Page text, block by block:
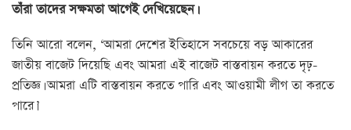
তাঁরা তাদের সক্ষমতা আগেই দেখিয়েছেন।
তিনি আরো বলেন, ‘আমরা দেশের ইতিহাসে সবচেয়ে বড় আকারের
জাতীয় বাজেট দিয়েছি এবং আমরা এই বাজেট বাস্তবায়ন করতে দৃঢ়-
প্রতিজ্ঞ। আমরা এটি বাস্তবায়ন করতে পারি এবং আওয়ামী লীগ তা করতে
পারে।’